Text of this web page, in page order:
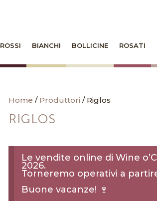
ROSSI BIANCHI BOLLICINE ROSATI
Home / Produttori / Riglos
RIGLOS
Le vendite online di Wine
2026.
Torneremo operativi a
Buone vacanze! 🍷